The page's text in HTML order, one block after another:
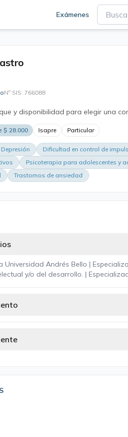
Exámenes
Nº SIS: 766088·
y disponibilidad para elegir una
$ 28.000 Isapre Particular
Depresión Dificultad en control de
Psicoterapia para adolescentes y
Trastornos de ansiedad
Universidad Andrés Bello |
y/o del desarrollo. |